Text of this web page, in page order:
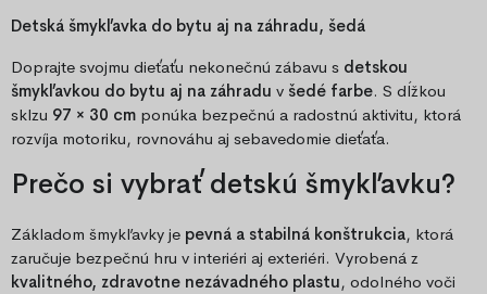
Detská šmykľavka do bytu aj na záhradu, šedá
Doprajte svojmu dieťaťu nekonečnú zábavu s detskou
šmykľavkou do bytu aj na záhradu v šedé farbe. S dĺžkou
sklzu 97 × 30 cm ponúka bezpečnú a radostnú aktivitu, ktorá
rozvíja motoriku, rovnováhu aj sebavedomie dieťaťa.
Prečo si vybrať detskú šmykľavku?
Základom šmykľavky je pevná a stabilná konštrukcia, ktorá
zaručuje bezpečnú hru v interiéri aj exteriéri. Vyrobená z
kvalitného, zdravotne nezávadného plastu, odolného voči